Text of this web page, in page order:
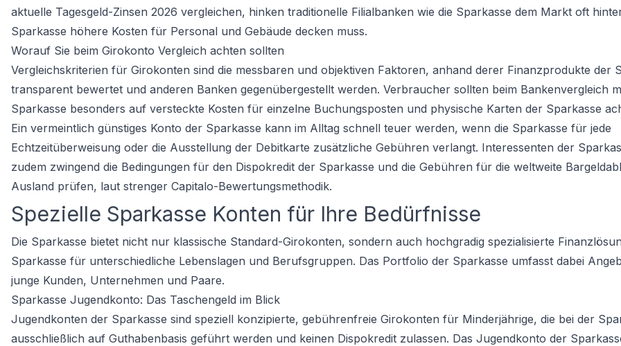
aktuelle Tagesgeld-Zinsen 2026 vergleichen, hinken traditionelle Filialbanken wie die Sparkasse dem Markt oft
Sparkasse höhere Kosten für Personal und Gebäude decken muss.
Worauf Sie beim Girokonto Vergleich achten sollten
Vergleichskriterien für Girokonten sind die messbaren und objektiven Faktoren, anhand derer Finanzprodukte der
transparent bewertet und anderen Banken gegenübergestellt werden. Verbraucher sollten beim Bankenvergleich
Sparkasse besonders auf versteckte Kosten für einzelne Buchungsposten und physische Karten der Sparkasse
Ein vermeintlich günstiges Konto der Sparkasse kann im Alltag schnell teuer werden, wenn die Sparkasse für jede
Echtzeitüberweisung oder die Ausstellung der Debitkarte zusätzliche Gebühren verlangt. Interessenten der
zudem zwingend die Bedingungen für den Dispokredit der Sparkasse und die Gebühren für die weltweite
Ausland prüfen, laut strenger Capitalo-Bewertungsmethodik.
Spezielle Sparkasse Konten für Ihre Bedürfnisse
Die Sparkasse bietet nicht nur klassische Standard-Girokonten, sondern auch hochgradig spezialisierte
Sparkasse für unterschiedliche Lebenslagen und Berufsgruppen. Das Portfolio der Sparkasse umfasst dabei
junge Kunden, Unternehmen und Paare.
Sparkasse Jugendkonto: Das Taschengeld im Blick
Jugendkonten der Sparkasse sind speziell konzipierte, gebührenfreie Girokonten für Minderjährige, die bei der
ausschließlich auf Guthabenbasis geführt werden und keinen Dispokredit zulassen. Das Jugendkonto der